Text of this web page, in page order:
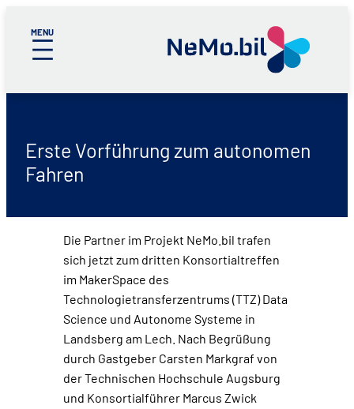
Inhalt
springen
Erste Vorführung zum autonomen
Fahren
Die Partner im Projekt NeMo.bil trafen
sich jetzt zum dritten Konsortialtreffen
im MakerSpace des
Technologietransferzentrums (TTZ) Data
Science und Autonome Systeme in
Landsberg am Lech. Nach Begrüßung
durch Gastgeber Carsten Markgraf von
der Technischen Hochschule Augsburg
und Konsortialführer Marcus Zwick